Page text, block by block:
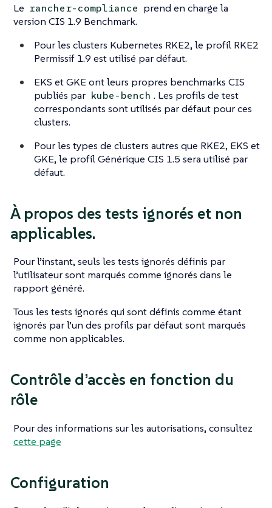
Le rancher-compliance prend en charge la
version CIS 1.9 Benchmark.
Pour les clusters Kubernetes RKE2, le profil RKE2
Permissif 1.9 est utilisé par défaut.
EKS et GKE ont leurs propres benchmarks CIS
publiés par kube-bench . Les profils de test
correspondants sont utilisés par défaut pour ces
clusters.
Pour les types de clusters autres que RKE2, EKS et
GKE, le profil Générique CIS 1.5 sera utilisé par
défaut.
À propos des tests ignorés et non
applicables.
Pour l’instant, seuls les tests ignorés définis par
l’utilisateur sont marqués comme ignorés dans le
rapport généré.
Tous les tests ignorés qui sont définis comme étant
ignorés par l’un des profils par défaut sont marqués
comme non applicables.
Contrôle d’accès en fonction du
rôle
Pour des informations sur les autorisations, consultez
cette page
Configuration